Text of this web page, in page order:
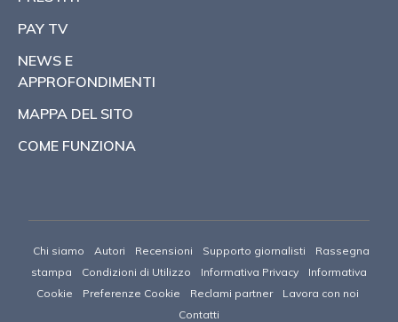
PAY TV
NEWS E
APPROFONDIMENTI
MAPPA DEL SITO
COME FUNZIONA
Chi siamo Autori Recensioni Supporto giornalisti
Rassegna
stampa
Condizioni di Utilizzo Informativa Privacy
Informativa
Cookie
Preferenze Cookie Reclami partner
Lavora con noi
Contatti